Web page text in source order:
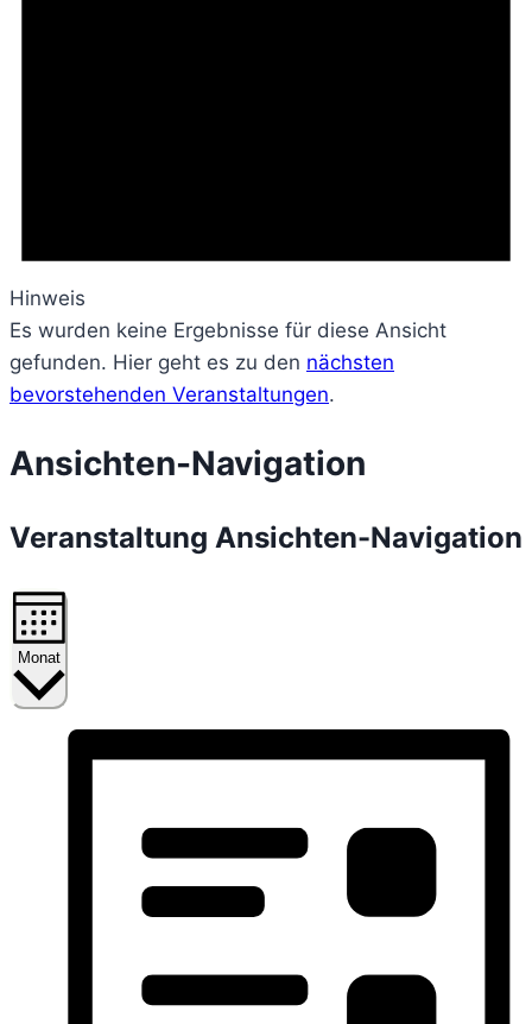
Hinweis
Es wurden keine Ergebnisse für diese Ansicht
gefunden. Hier geht es zu den nächsten
bevorstehenden Veranstaltungen.
Ansichten-Navigation
Veranstaltung Ansichten-Navigation
Monat